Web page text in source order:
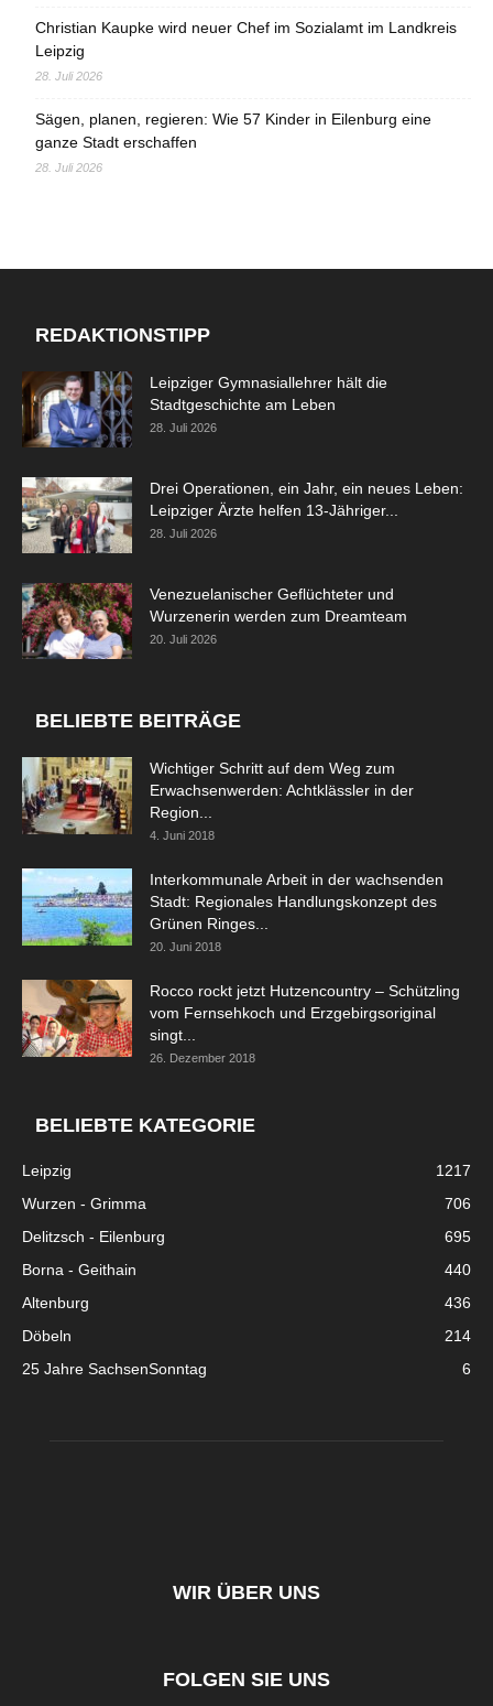
Christian Kaupke wird neuer Chef im Sozialamt im Landkreis
Leipzig
28. Juli 2026
Sägen, planen, regieren: Wie 57 Kinder in Eilenburg eine
ganze Stadt erschaffen
28. Juli 2026
REDAKTIONSTIPP
Leipziger Gymnasiallehrer hält die
Stadtgeschichte am Leben
28. Juli 2026
Drei Operationen, ein Jahr, ein neues Leben:
Leipziger Ärzte helfen 13-Jähriger...
28. Juli 2026
Venezuelanischer Geflüchteter und
Wurzenerin werden zum Dreamteam
20. Juli 2026
BELIEBTE BEITRÄGE
Wichtiger Schritt auf dem Weg zum
Erwachsenwerden: Achtklässler in der
Region...
4. Juni 2018
Interkommunale Arbeit in der wachsenden
Stadt: Regionales Handlungskonzept des
Grünen Ringes...
20. Juni 2018
Rocco rockt jetzt Hutzencountry – Schützling
vom Fernsehkoch und Erzgebirgsoriginal
singt...
26. Dezember 2018
BELIEBTE KATEGORIE
Leipzig
1217
Wurzen - Grimma
706
Delitzsch - Eilenburg
695
Borna - Geithain
440
Altenburg
436
Döbeln
214
25 Jahre SachsenSonntag
6
WIR ÜBER UNS
FOLGEN SIE UNS